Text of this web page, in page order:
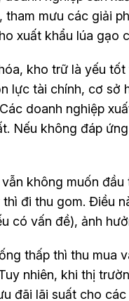
tham mưu các giải
xuất khẩu lúa gạo
kho trữ là yếu
lực tài chính, cơ
doanh nghiệp
Nếu không đáp
không muốn
đi thu gom. Điều
có vấn đề), ảnh
thấp thì thu mua
nhiên, khi thị
đãi lãi suất cho